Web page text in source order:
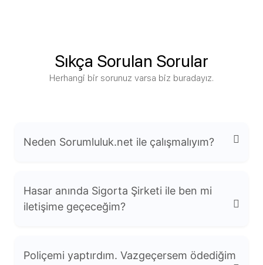
Sıkça Sorulan Sorular
Herhangi bir sorunuz varsa biz buradayız.
Neden Sorumluluk.net ile çalışmalıyım?
konusunda derinlemesine bilgiye sahibiz.
Hasar anında Sigorta Şirketi ile ben mi
iletişime geçeceğim?
Poliçemi yaptırdım. Vazgeçersem ödediğim